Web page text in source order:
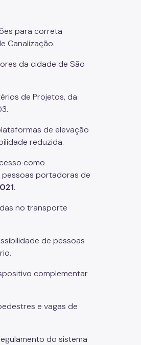
para correta
Canalização.
da cidade de São
de Projetos, da
de elevação
reduzida.
como
portadoras de
.
no transporte
de pessoas
complementar
e vagas de
do sistema